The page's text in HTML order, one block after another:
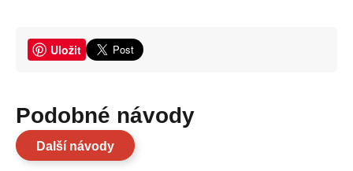
Uložit
Podobné návody
Další návody